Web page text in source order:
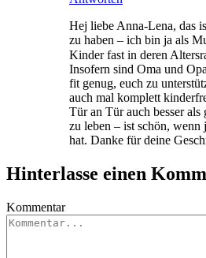
Hej liebe Anna-Lena, das
zu haben – ich bin ja als
Kinder fast in deren
Insofern sind Oma und
fit genug, euch zu
auch mal komplett
Tür an Tür auch besser als
zu leben – ist schön, wenn
hat. Danke für deine
Hinterlasse einen
Kommentar